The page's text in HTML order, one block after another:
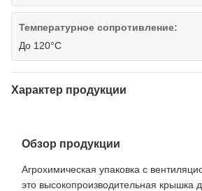
Температурное сопротивление:
До 120°С
Характер продукции
Обзор продукции
Агрохимическая упаковка с
это высокопроизводительная крышка